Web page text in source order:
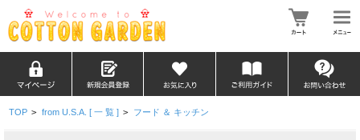
TOP > from U.S.A. [ 一 覧 ] > フード ＆ キッチン